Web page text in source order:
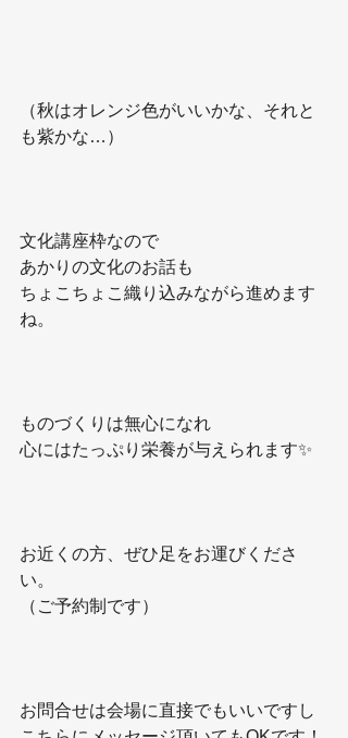
（秋はオレンジ色がいいかな、それと
も紫かな…）
文化講座枠なので
あかりの文化のお話も
ちょこちょこ織り込みながら進めます
ね。
ものづくりは無心になれ
心にはたっぷり栄養が与えられます✨
お近くの方、ぜひ足をお運びくださ
い。
（ご予約制です）
お問合せは会場に直接でもいいですし